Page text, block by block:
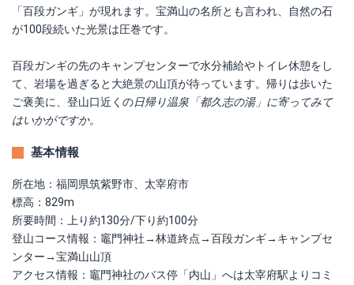
「百段ガンギ」が現れます。宝満山の名所とも言われ、自然の石
が100段続いた光景は圧巻です。
百段ガンギの先のキャンプセンターで水分補給やトイレ休憩をし
て、岩場を過ぎると大絶景の山頂が待っています。帰りは歩いた
ご褒美に、登山口近くの日帰り温泉「都久志の湯」に寄ってみて
はいかがですか。
基本情報
所在地：福岡県筑紫野市、太宰府市
標高：829m
所要時間：上り約130分/下り約100分
登山コース情報：竈門神社→林道終点→百段ガンギ→キャンプセ
ンター→宝満山山頂
アクセス情報：竈門神社のバス停「内山」へは太宰府駅よりコミ